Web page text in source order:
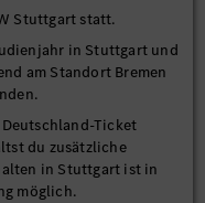
Stuttgart statt.
in Stuttgart und
am Standort Bremen
Ticket
du zusätzliche
in Stuttgart ist in
möglich.